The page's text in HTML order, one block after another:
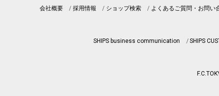
会社概要 採用情報 ショップ検索 よくあるご質問・お問い
SHIPS business communication SHIPS